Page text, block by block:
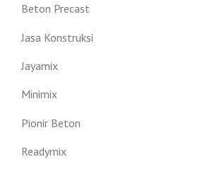
Beton Precast
Jasa Konstruksi
Jayamix
Minimix
Pionir Beton
Readymix